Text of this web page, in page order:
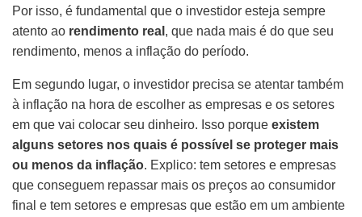
Por isso, é fundamental que o investidor esteja sempre
atento ao rendimento real , que nada mais é do que seu
rendimento, menos a inflação do período.
Em segundo lugar, o investidor precisa se atentar também
à inflação na hora de escolher as empresas e os setores
em que vai colocar seu dinheiro. Isso porque existem
alguns setores nos quais é possível se proteger mais
ou menos da inflação. Explico: tem setores e empresas
que conseguem repassar mais os preços ao consumidor
final e tem setores e empresas que estão em um ambiente